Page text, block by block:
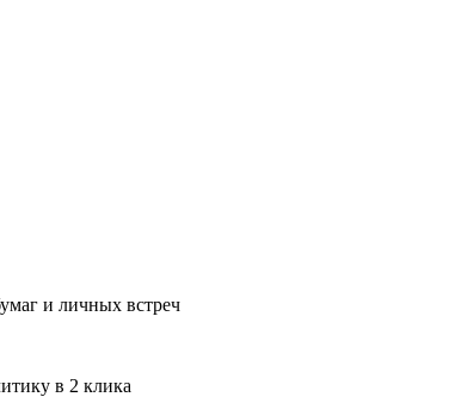
и личных встреч
в 2 клика